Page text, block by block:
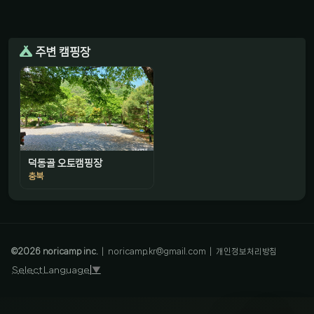
주변 캠핑장
덕동골 오토캠핑장
충북
©2026noricamp inc. noricamp.kr@gmail.com 개인정보처리방침
Select Language ▼